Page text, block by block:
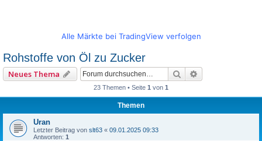
Alle Märkte bei TradingView verfolgen
Rohstoffe von Öl zu Zucker
Neues Thema Suche
23 Themen • Seite 1 von 1
Themen
Uran
Letzter Beitrag von slt63 « 09.01.2025 09:33
Antworten: 1